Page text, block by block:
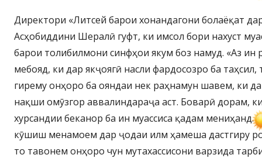
Директори «Литсей барои хонандагони болаёқат
Асҳобиддини Шералӣ гуфт, ки имсол бори нахуст
барои толибилмони синфҳои якум боз намуд. «Аз ин
мебояд, ки дар якҷоягӣ насли фардосозро ба
гирему онҳоро ба ояндаи нек раҳнамун шавем, ки
нақши омӯзгор аввалиндараҷа аст. Боварӣ дорам,
хурсандии беканор ба ин муассиса қадам
кӯшиш менамоем дар ҷодаи илм ҳамеша дастгиру
то тавонем онҳоро чун мутахассисони варзида